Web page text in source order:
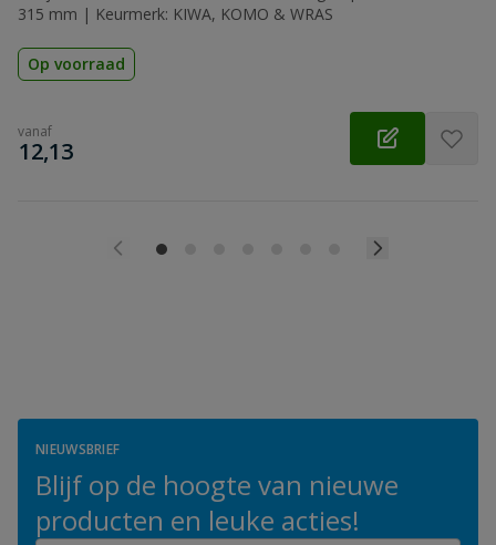
315 mm | Keurmerk: KIWA, KOMO & WRAS
Op voorraad
vanaf
€
12,13
NIEUWSBRIEF
Blijf op de hoogte van nieuwe
producten en leuke acties!